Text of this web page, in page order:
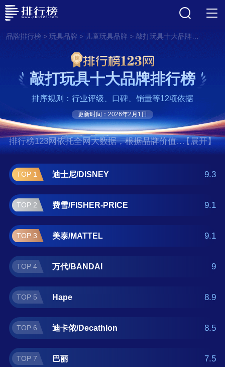
品牌排行榜> 玩具品牌 > 儿童玩具品牌 > 敲打玩具十大品牌排行榜
敲打玩具十大品牌排行榜
排序规则：行业评级、口碑、销量等12项依据
更新时间：2026年2月1日
排行榜123网依托全网大数据，根据品牌价值、
口碑评价等多项指数评选出了敲打玩具十大品
牌排行榜,前十名分别是迪士尼/DISNEY、费
雪/FISHER-PRICE、美泰/MATTEL、万
代/BANDAI、Hape、迪卡侬/Decathlon、巴
丽、澳贝/AUBY、TaTanice玩具、启
蒙/ENLIGHTEN。如果您正在查找敲打玩具什
么牌子好？那么本敲打玩具十大品牌榜单可供
您作为选购参考，我们致力于用最真实的用户
数据推荐口碑最好的敲打玩具品牌，让您选得
【展开】
TOP 1 迪士尼/DISNEY 9.3
TOP 2 费雪/FISHER-PRICE 9.1
TOP 3 美泰/MATTEL 9.1
TOP 4 万代/BANDAI 9
TOP 5 Hape 8.9
TOP 6 迪卡侬/Decathlon 8.5
TOP 7 巴丽 7.5